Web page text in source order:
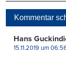
Kommentar
Hans
15.11.2019 um